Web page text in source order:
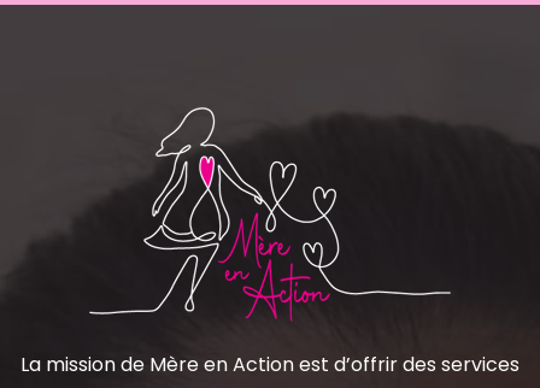
La mission de Mère en Action est d’offrir des services